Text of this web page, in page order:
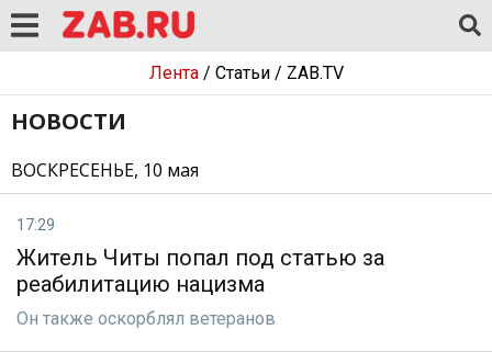
Лента/ Статьи/ ZAB.TV
НОВОСТИ
ВОСКРЕСЕНЬЕ, 10 мая
17:29
Житель Читы попал под статью за
реабилитацию нацизма
Он также оскорблял ветеранов